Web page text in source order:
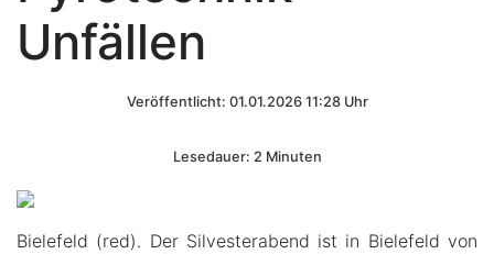
Unfällen
Veröffentlicht: 01.01.2026 11:28 Uhr
Lesedauer: 2 Minuten
Bielefeld (red). Der Silvesterabend ist in Bielefeld von